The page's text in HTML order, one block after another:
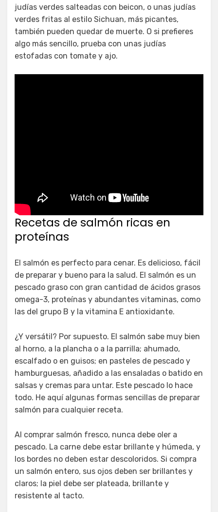
judías verdes salteadas con beicon, o unas judías
verdes fritas al estilo Sichuan, más picantes,
también pueden quedar de muerte. O si prefieres
algo más sencillo, prueba con unas judías
estofadas con tomate y ajo.
Recetas de salmón ricas en
proteínas
El salmón es perfecto para cenar. Es delicioso, fácil
de preparar y bueno para la salud. El salmón es un
pescado graso con gran cantidad de ácidos grasos
omega-3, proteínas y abundantes vitaminas, como
las del grupo B y la vitamina E antioxidante.
¿Y versátil? Por supuesto. El salmón sabe muy bien
al horno, a la plancha o a la parrilla; ahumado,
escalfado o en guisos; en pasteles de pescado y
hamburguesas, añadido a las ensaladas o batido en
salsas y cremas para untar. Este pescado lo hace
todo. He aquí algunas formas sencillas de preparar
salmón para cualquier receta.
Al comprar salmón fresco, nunca debe oler a
pescado. La carne debe estar brillante y húmeda, y
los bordes no deben estar descoloridos. Si compra
un salmón entero, sus ojos deben ser brillantes y
claros; la piel debe ser plateada, brillante y
resistente al tacto.